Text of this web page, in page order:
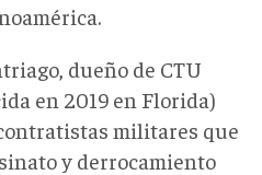
dueño de CTU
en 2019 en Florida)
militares que
y derrocamiento